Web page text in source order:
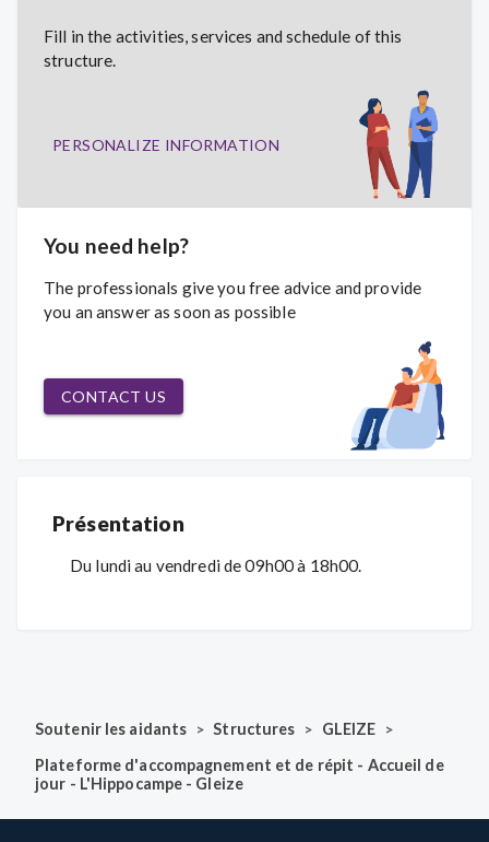
Fill in the activities, services and schedule of this
structure.
PERSONALIZE INFORMATION
You need help?
The professionals give you free advice and provide
you an answer as soon as possible
CONTACT US
Présentation
Du lundi au vendredi de 09h00 à 18h00.
Soutenir les aidants > Structures > GLEIZE >
Plateforme d'accompagnement et de répit - Accueil de
jour - L'Hippocampe - Gleize